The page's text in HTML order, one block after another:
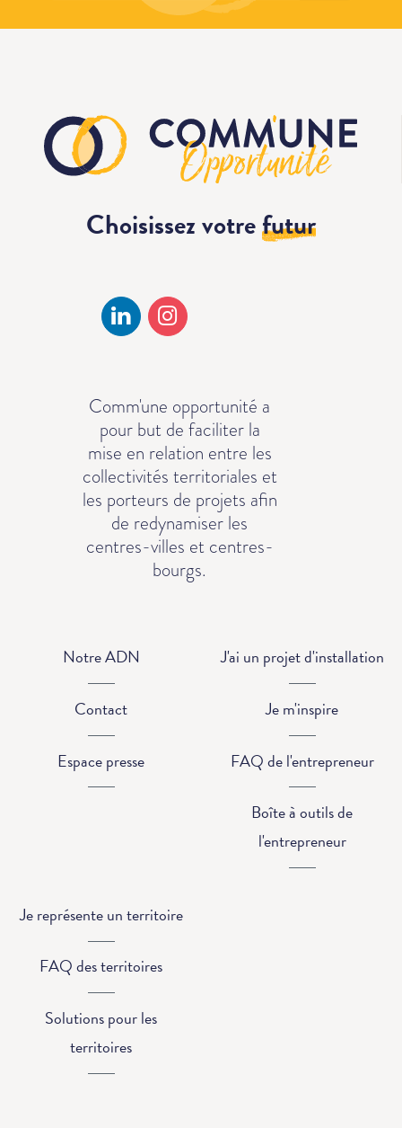
Choisissez votrefutur
Comm'une opportunité a
pour but de faciliter la
mise en relation entre les
collectivités territoriales et
les porteurs de projets afin
de redynamiser les
centres-villes et centres-
bourgs.
Notre ADN
Contact
Espace presse
J'ai un projet d'installation
Je m'inspire
FAQ de l'entrepreneur
Boîte à outils de
l'entrepreneur
Je représente un territoire
FAQ des territoires
Solutions pour les
territoires